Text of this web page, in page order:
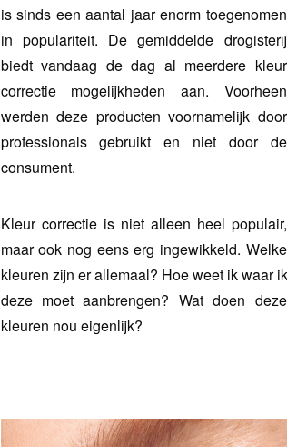
is sinds een aantal jaar enorm toegenomen
in populariteit. De gemiddelde drogisterij
biedt vandaag de dag al meerdere kleur
correctie mogelijkheden aan. Voorheen
werden deze producten voornamelijk door
professionals gebruikt en niet door de
consument.
Kleur correctie is niet alleen heel populair,
maar ook nog eens erg ingewikkeld. Welke
kleuren zijn er allemaal? Hoe weet ik waar ik
deze moet aanbrengen? Wat doen deze
kleuren nou eigenlijk?